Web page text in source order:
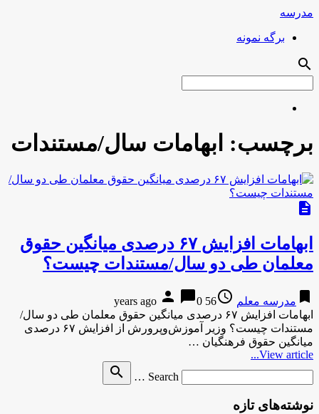
مدرسه
برگه نمونه
search
برچسب: ابهامات سال/مستندات
description
ابهامات افزایش ۶۷ درصدی میانگین حقوق
معلمان طی دو سال/مستندات چیست؟
bookmark مدرسه معلم access_time
56 years ago
person chat_bubble0
ابهامات افزایش ۶۷ درصدی میانگین حقوق معلمان طی دو سال/
مستندات چیست؟ وزیر آموزش‌وپرورش از افزایش ۶۷ درصدی
میانگین حقوق فرهنگیان …
View article...
Search …
search
نوشته‌های تازه